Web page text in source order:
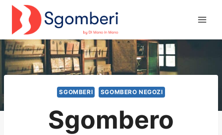
Salta
contenuto
SGOMBERI SGOMBERO NEGOZI
Sgombero